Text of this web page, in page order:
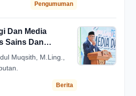
Pengumuman
Dan Media
Sains Dan
Ibrahimy
Muqsith, M.Ling.,
Berita